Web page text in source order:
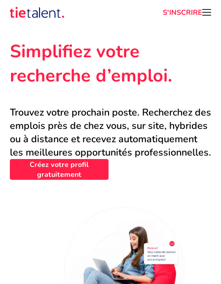
S'INSCRIRE
Simplifiez votre
recherche d’emploi.
Trouvez votre prochain poste. Recherchez des
emplois près de chez vous, sur site, hybrides
ou à distance et recevez automatiquement
les meilleures opportunités professionnelles.
Créez votre profil
gratuitement